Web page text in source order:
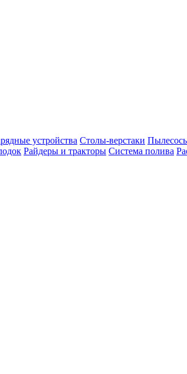
устройства Столы-верстаки
Райдеры и тракторы Система полива